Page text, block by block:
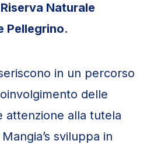
Riserva Naturale
Pellegrino.
in un percorso
delle
attenzione alla tutela
sviluppa in